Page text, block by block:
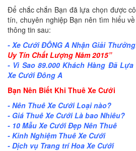
Để chắc chắn Bạn đã lựa chọn được
tín, chuyên nghiệp Bạn nên tìm hiểu
thông tin sau:
-Xe Cưới ĐÔNG A Nhận Giải
Uy Tín Chất Lượng Năm 2015”
- Vì Sao 89.000 Khách Hàng Đã
Xe Cưới Đông A
Bạn Nên Biết Khi Thuê Xe Cưới
- Nên Thuê Xe Cưới Loại nào?
- Giá Thuê Xe Cưới Là bao Nhiêu?
- 10 Mẫu Xe Cưới Đẹp Nên Thuê
- Kinh Nghiệm Thuê Xe Cưới
- Dịch vụ Trang trí Hoa Xe Cưới